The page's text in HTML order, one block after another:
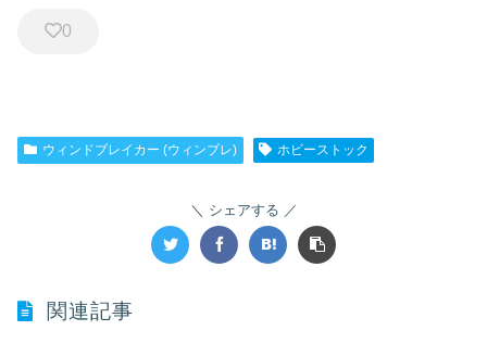
0
ウィンドブレイカー (ウィンブレ) ホビーストック
シェアする
関連記事